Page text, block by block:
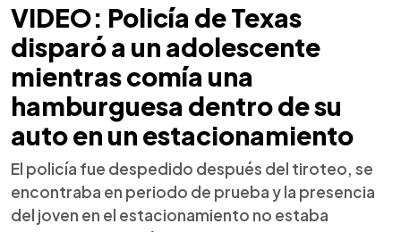
VIDEO: Policía de Texas
disparó a un adolescente
mientras comía una
hamburguesa dentro de su
auto en un estacionamiento
El policía fue despedido después del tiroteo, se
encontraba en periodo de prueba y la presencia
del joven en el estacionamiento no estaba